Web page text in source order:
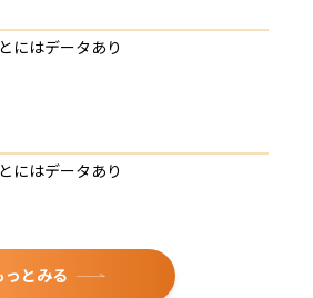
にはデータあり
にはデータあり
っとみる